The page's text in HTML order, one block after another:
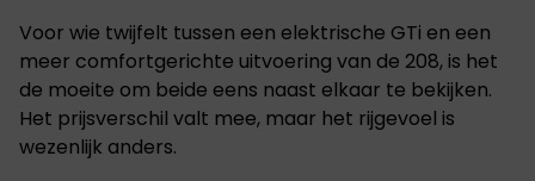
Voor wie twijfelt tussen een elektrische GTi en een
meer comfortgerichte uitvoering van de 208, is het
de moeite om beide eens naast elkaar te bekijken.
Het prijsverschil valt mee, maar het rijgevoel is
wezenlijk anders.